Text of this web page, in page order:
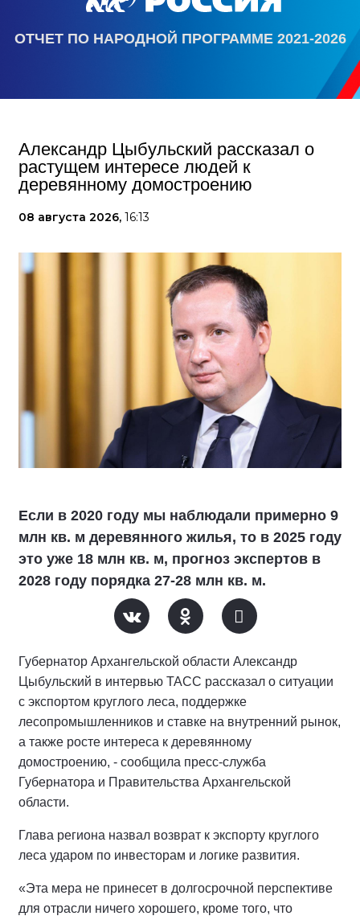
ОТЧЕТ ПО НАРОДНОЙ ПРОГРАММЕ 2021-2026
Александр Цыбульский рассказал о
растущем интересе людей к
деревянному домостроению
08 августа 2026, 16:13
Если в 2020 году мы наблюдали примерно 9
млн кв. м деревянного жилья, то в 2025 году
это уже 18 млн кв. м, прогноз экспертов в
2028 году порядка 27-28 млн кв. м.
Губернатор Архангельской области Александр
Цыбульский в интервью ТАСС рассказал о ситуации
с экспортом круглого леса, поддержке
лесопромышленников и ставке на внутренний рынок,
а также росте интереса к деревянному
домостроению, - сообщила пресс-служба
Губернатора и Правительства Архангельской
области.
Глава региона назвал возврат к экспорту круглого
леса ударом по инвесторам и логике развития.
«Эта мера не принесет в долгосрочной перспективе
для отрасли ничего хорошего, кроме того, что